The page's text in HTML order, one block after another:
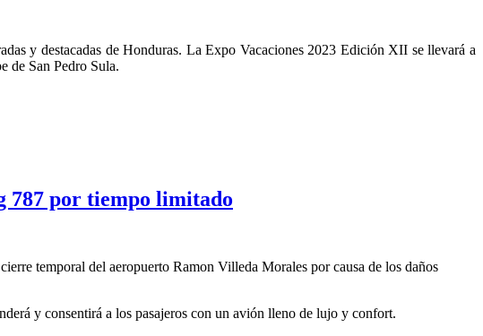
y destacadas de Honduras. La Expo Vacaciones 2023 Edición XII se llevará a
de San Pedro Sula.
por tiempo limitado
temporal del aeropuerto Ramon Villeda Morales por causa de los daños
y consentirá a los pasajeros con un avión lleno de lujo y confort.